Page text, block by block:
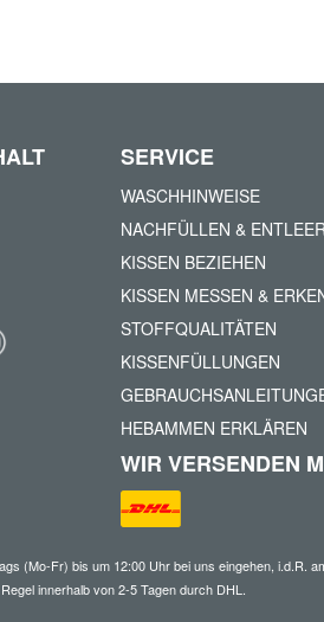
SERVICE
WASCHHINWEISE
NACHFÜLLEN &
KISSEN BEZIEHEN
KISSEN MESSEN &
STOFFQUALITÄTEN
KISSENFÜLLUNGEN
HEBAMMEN ERKLÄREN
WIR VERSENDEN
(Mo-Fr) bis um 12:00 Uhr bei uns eingehen, i.d.R.
innerhalb von 2-5 Tagen durch DHL.